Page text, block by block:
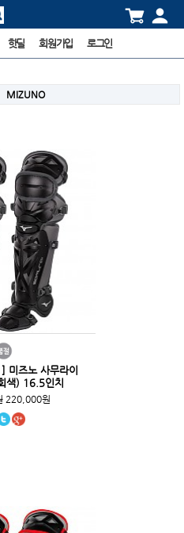
핫딜 회원가입 로그인
MIZUNO
즈노 사무라이
색) 16.5인치
220,000원